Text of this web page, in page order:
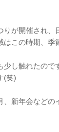
が開催され、
この時期、季
し触れたので
(笑)
、新年会など